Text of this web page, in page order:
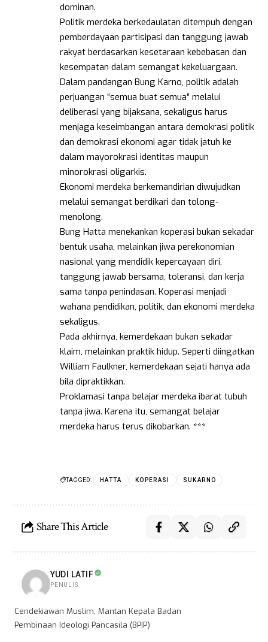
dominan.
Politik merdeka berkedaulatan ditempuh dengan
pemberdayaan partisipasi dan tanggung jawab
rakyat berdasarkan kesetaraan kebebasan dan
kesempatan dalam semangat kekeluargaan.
Dalam pandangan Bung Karno, politik adalah
perjuangan “semua buat semua” melalui
deliberasi yang bijaksana, sekaligus harus
menjaga keseimbangan antara demokrasi politik
dan demokrasi ekonomi agar tidak jatuh ke
dalam mayorokrasi identitas maupun
minorokrasi oligarkis.
Ekonomi merdeka berkemandirian diwujudkan
melalui semangat berdikari dan tolong-
menolong.
Bung Hatta menekankan koperasi bukan sekadar
bentuk usaha, melainkan jiwa perekonomian
nasional yang mendidik kepercayaan diri,
tanggung jawab bersama, toleransi, dan kerja
sama tanpa penindasan. Koperasi menjadi
wahana pendidikan, politik, dan ekonomi merdeka
sekaligus.
Pada akhirnya, kemerdekaan bukan sekadar
klaim, melainkan praktik hidup. Seperti diingatkan
William Faulkner, kemerdekaan sejati hanya ada
bila dipraktikkan.
Proklamasi tanpa belajar merdeka ibarat tubuh
tanpa jiwa. Karena itu, semangat belajar
merdeka harus terus dikobarkan. ***
TAGGED: HATTA KOPERASI SUKARNO
Share This Article
YUDI LATIF
PENULIS
Cendekiawan Muslim, Mantan Kepala Badan
Pembinaan Ideologi Pancasila (BPIP)